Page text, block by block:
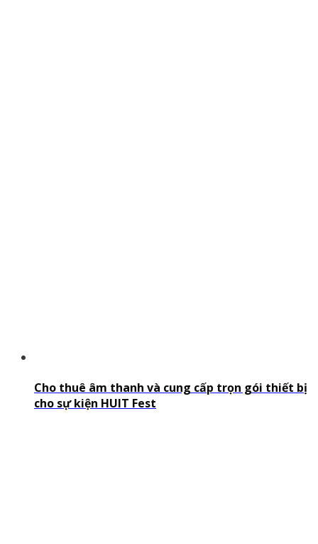
Cho thuê âm thanh và cung cấp trọn gói thiết bị
cho sự kiện HUIT Fest